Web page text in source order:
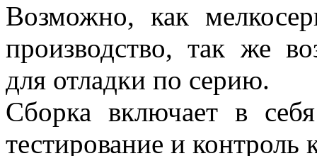
Возможно, как
производство, так же
для отладки по серию.
Сборка включает в
тестирование и контроль